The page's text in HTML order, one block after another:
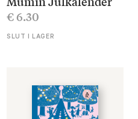
€6.30
SLUT I LAGER